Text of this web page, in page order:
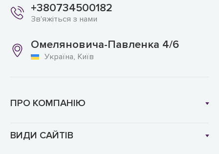
+380734500182
Зв'яжіться з нами
Омеляновича-Павленка 4/6
Україна, Київ
ПРО КОМПАНІЮ
ВИДИ САЙТІВ